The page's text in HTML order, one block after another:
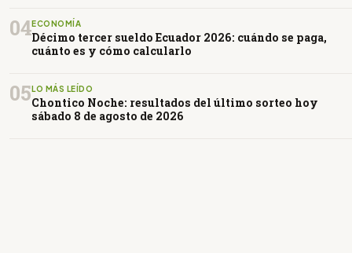
04ECONOMÍA
Décimo tercer sueldo Ecuador 2026: cuándo se paga,
cuánto es y cómo calcularlo
05LO MÁS LEÍDO
Chontico Noche: resultados del último sorteo hoy
sábado 8 de agosto de 2026